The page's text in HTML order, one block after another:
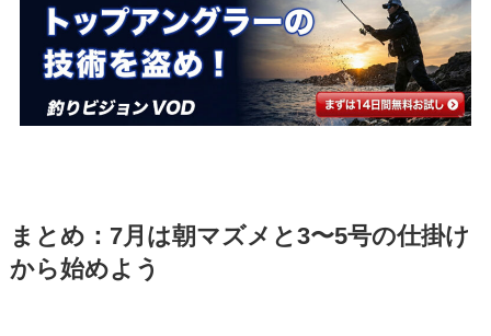
まとめ：7月は朝マズメと3〜5号の仕掛け
から始めよう